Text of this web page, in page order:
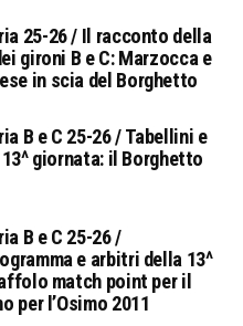
25-26 / Il racconto della
gironi B e C: Marzocca e
in scia del Borghetto
B e C 25-26 / Tabellini e
giornata: il Borghetto
B e C 25-26 /
e arbitri della 13^
match point per il
per l’Osimo 2011